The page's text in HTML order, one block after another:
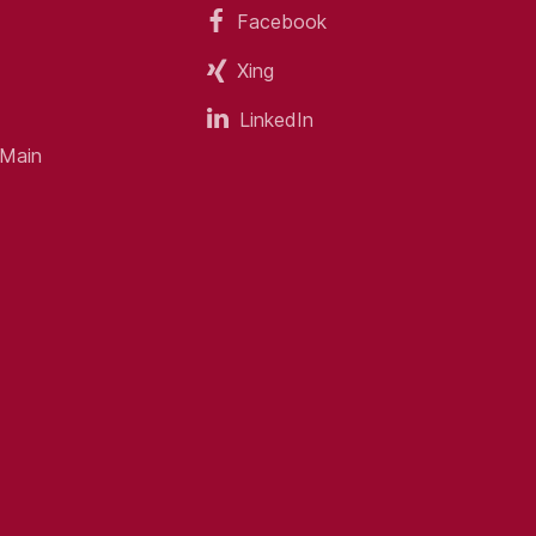
und Kommunikationsfähigkeit
Facebook
Xing
LinkedIn